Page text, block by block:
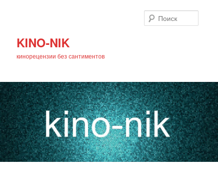
KINO-NIK
кинорецензии без сантиментов